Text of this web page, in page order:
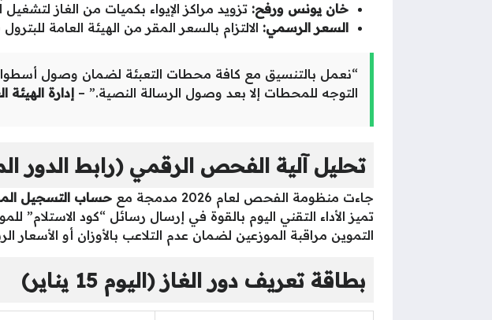
خان يونس ورفح: تزويد مراكز الإيواء بكميات من الغاز
السعر الرسمي: الالتزام بالسعر المقر من الهيئة العامة للبترول (66 شيكل للأسطوانة 12 كجم)، مع التحذير من
“نعمل بالتنسيق مع كافة محطات التعبئة لضمان وصول
التوجه للمحطات إلا بعد وصول الرسالة النصية.” – إدارة الهيئة
تحليل آلية الفحص الرقمي (رابط الدور
جاءت منظومة الفحص لعام 2026 مدمجة مع حساب التسجيل
التموين مراقبة الموزعين لضمان عدم التلاعب بالأوزان أو الأسعار
بطاقة تعريف دور الغاز (اليوم 15 يناير)